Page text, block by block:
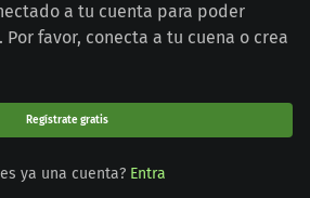
a tu cuenta para poder
favor, conecta a tu cuena o crea
Regístrate gratis
ya una cuenta? Entra